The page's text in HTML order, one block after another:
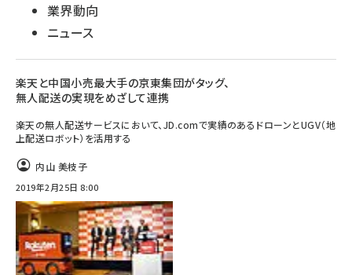
業界動向
ニュース
楽天と中国小売最大手の京東集団がタッグ、
無人配送の実現をめざして連携
楽天の無人配送サービスにおいて、JD.comで実績のあるドローンとUGV（地
上配送ロボット）を活用する
内山 美枝子
2019年2月25日 8:00